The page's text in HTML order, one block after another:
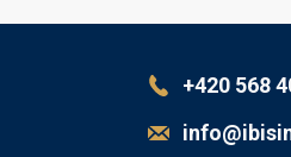
+420 568